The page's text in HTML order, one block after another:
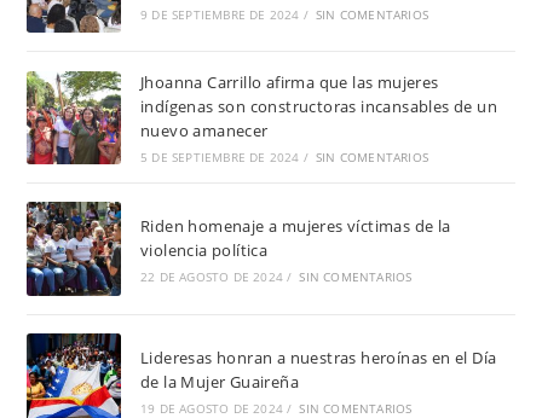
9 DE SEPTIEMBRE DE 2024 / SIN COMENTARIOS
Jhoanna Carrillo afirma que las mujeres
indígenas son constructoras incansables de un
nuevo amanecer
5 DE SEPTIEMBRE DE 2024 / SIN COMENTARIOS
Riden homenaje a mujeres víctimas de la
violencia política
22 DE AGOSTO DE 2024 / SIN COMENTARIOS
Lideresas honran a nuestras heroínas en el Día
de la Mujer Guaireña
19 DE AGOSTO DE 2024 / SIN COMENTARIOS